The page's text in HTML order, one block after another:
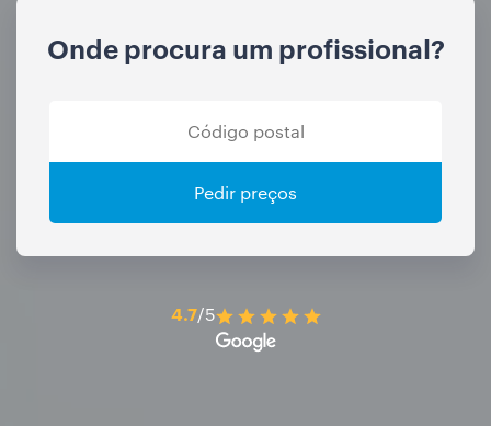
Onde procura um profissional?
Pedir preços
4.7/5